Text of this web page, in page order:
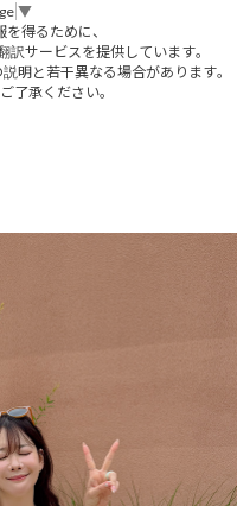
▼
得るために、
サービスを提供しています。
明と若干異なる場合があります。
了承ください。